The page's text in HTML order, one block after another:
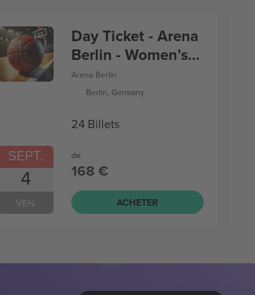
SEPT.
4
VEN.
Day Ticket - Arena
Berlin - Women’s
Basketball World
Cup
Arena Berlin
Berlin, Germany
24 Billets
de
168 €
ACHETER